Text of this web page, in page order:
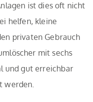
ist dies oft nicht
helfen, kleine
privaten Gebrauch
mit sechs
und gut erreichbar
werden.